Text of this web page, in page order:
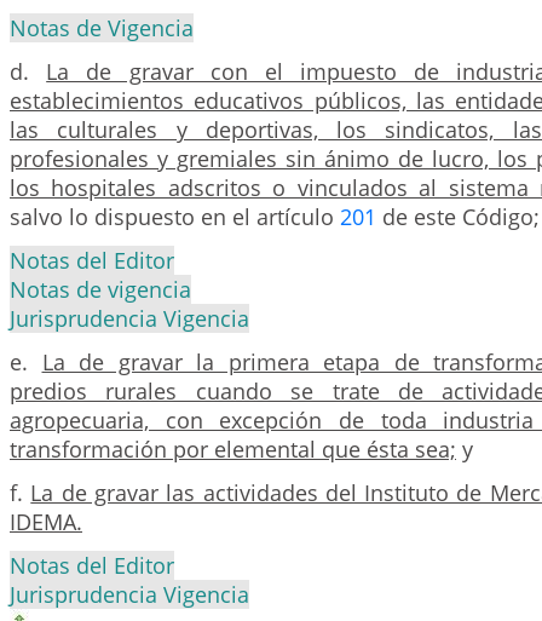
Notas de Vigencia
d. La de gravar con el impuesto de
establecimientos educativos públicos, las
las culturales y deportivas, los sindicatos,
profesionales y gremiales sin ánimo de lucro, los
los hospitales adscritos o vinculados al sistema
salvo lo dispuesto en el artículo 201 de este Código;
Notas del Editor
Notas de vigencia
Jurisprudencia Vigencia
e. La de gravar la primera etapa de
predios rurales cuando se trate de
agropecuaria, con excepción de toda
transformación por elemental que ésta sea; y
f. La de gravar las actividades del Instituto de
IDEMA.
Notas del Editor
Jurisprudencia Vigencia